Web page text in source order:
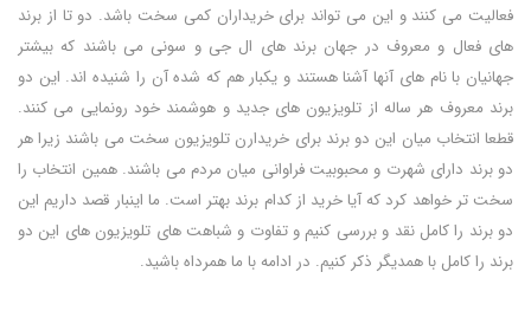
فعالیت می کنند و این می تواند برای خریداران کمی سخت باشد. دو تا از برند
های فعال و معروف در جهان برند های ال جی و سونی می باشند که بیشتر
جهانیان با نام های آنها آشنا هستند و یکبار هم که شده آن را شنیده اند. این دو
برند معروف هر ساله از تلویزیون های جدید و هوشمند خود رونمایی می کنند.
قطعا انتخاب میان این دو برند برای خریدارن تلویزیون سخت می باشند زیرا هر
دو برند دارای شهرت و محبوبیت فراوانی میان مردم می باشند. همین انتخاب را
سخت تر خواهد کرد که آیا خرید از کدام برند بهتر است. ما اینبار قصد داریم این
دو برند را کامل نقد و بررسی کنیم و تفاوت و شباهت های تلویزیون های این دو
برند را کامل با همدیگر ذکر کنیم. در ادامه با ما همرداه باشید.